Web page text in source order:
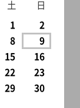
土 日
1
2
8
9
15
16
22
23
29
30